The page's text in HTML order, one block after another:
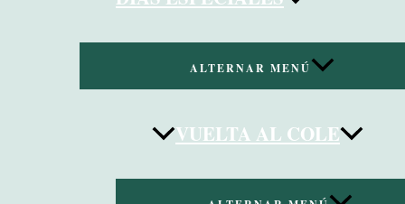
ALTERNAR MENÚ
VUELTA AL COLE